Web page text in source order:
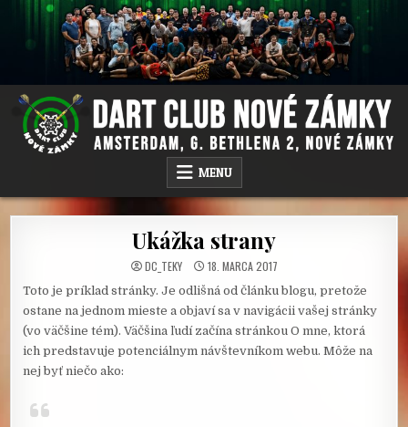
AMSTERDAM PUB, G.BETHLENA 2, NOVÉ ZÁMKY
MENU
Ukážka strany
DC_TEKY 18. MARCA 2017
Toto je príklad stránky. Je odlišná od článku blogu, pretože
ostane na jednom mieste a objaví sa v navigácii vašej stránky
(vo väčšine tém). Väčšina ľudí začína stránkou O mne, ktorá
ich predstavuje potenciálnym návštevníkom webu. Môže na
nej byť niečo ako: